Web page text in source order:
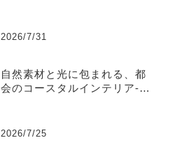
2026/7/31
自然素材と光に包まれる、都
会のコースタルインテリア-江
2026/7/25